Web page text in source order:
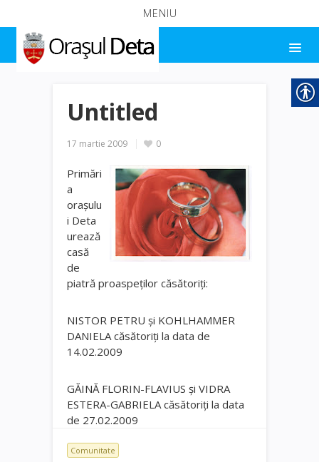
MENIU
Untitled
17 martie 2009 0
Primări
a
oraşulu
i Deta
urează
casă
de
piatră proaspeţilor căsătoriţi:
NISTOR PETRU şi KOHLHAMMER
DANIELA căsătoriţi la data de
14.02.2009
GĂINĂ FLORIN-FLAVIUS şi VIDRA
ESTERA-GABRIELA căsătoriţi la data
de 27.02.2009
Comunitate